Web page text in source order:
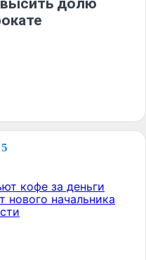
долю
кофе за деньги
нового начальника